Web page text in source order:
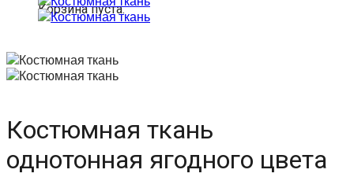
Корзина пуста.
Костюмная ткань
однотонная ягодного цвета